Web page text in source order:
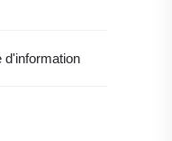
d'information